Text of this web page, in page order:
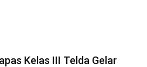
Kelas III Telda Gelar